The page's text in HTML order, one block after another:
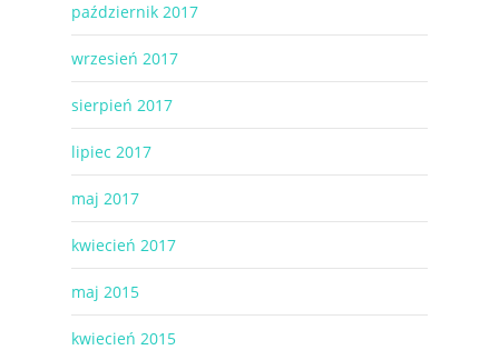
październik 2017
wrzesień 2017
sierpień 2017
lipiec 2017
maj 2017
kwiecień 2017
maj 2015
kwiecień 2015